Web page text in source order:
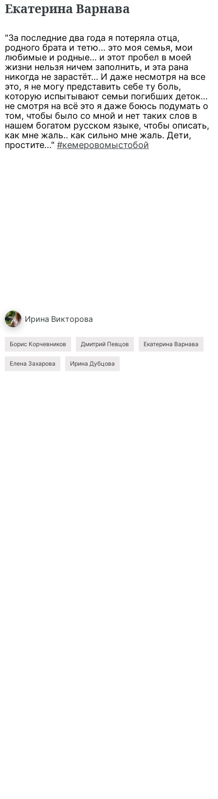
Екатерина Варнава
"За последние два года я потеряла отца,
родного брата и тетю... это моя семья, мои
любимые и родные... и этот пробел в моей
жизни нельзя ничем заполнить, и эта рана
никогда не зарастёт... И даже несмотря на все
это, я не могу представить себе ту боль,
которую испытывают семьи погибших деток...
не смотря на всё это я даже боюсь подумать о
том, чтобы было со мной и нет таких слов в
нашем богатом русском языке, чтобы описать,
как мне жаль.. как сильно мне жаль. Дети,
простите..." #кемеровомыстобой
Ирина Викторова
Борис Корчевников Дмитрий Певцов Екатерина Варнава
Елена Захарова Ирина Дубцова